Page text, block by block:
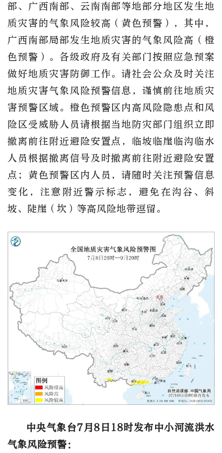
部、广西南部、云南南部等地部分地区发生地
质灾害的气象风险较高（黄色预警），其中，
广西南部局部发生地质灾害的气象风险高（橙
色预警）。各级政府及有关部门按照应急预案
做好地质灾害防御工作。请社会公众及时关注
地质灾害气象风险预警信息，谨慎前往地质灾
害预警区域。橙色预警区内高风险隐患点和风
险区受威胁人员请根据当地防灾部门组织立即
撤离前往附近避险安置点，临坡临崖临沟临水
人员根据撤离信号及时撤离前往附近避险安置
点；黄色预警区内人员，请随时关注预警信息
变化，注意附近警示标志，避免在沟谷、斜
坡、陡崖（坎）等高风险地带逗留。
中央气象台7月8日18时发布中小河流洪水
气象风险预警：